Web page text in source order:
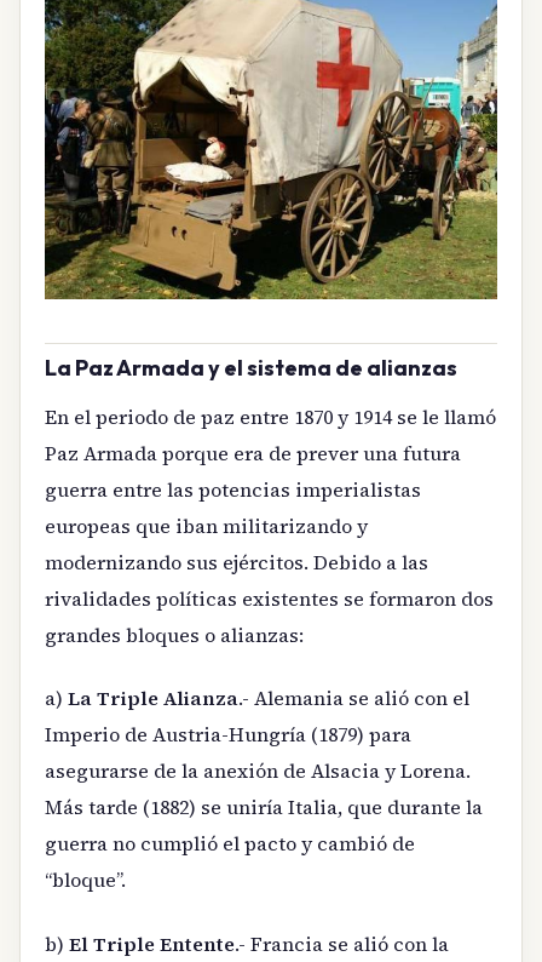
La Paz Armada y el sistema de alianzas
En el periodo de paz entre 1870 y 1914 se le llamó
Paz Armada porque era de prever una futura
guerra entre las potencias imperialistas
europeas que iban militarizando y
modernizando sus ejércitos. Debido a las
rivalidades políticas existentes se formaron dos
grandes bloques o alianzas:
a) La Triple Alianza.- Alemania se alió con el
Imperio de Austria-Hungría (1879) para
asegurarse de la anexión de Alsacia y Lorena.
Más tarde (1882) se uniría Italia, que durante la
guerra no cumplió el pacto y cambió de
“bloque”.
b) El Triple Entente.- Francia se alió con la